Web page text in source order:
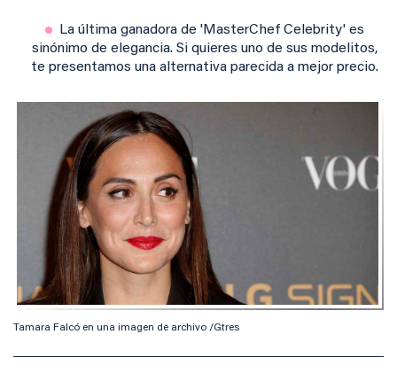
La última ganadora de 'MasterChef Celebrity' es
sinónimo de elegancia. Si quieres uno de sus modelitos,
te presentamos una alternativa parecida a mejor precio.
Tamara Falcó en una imagen de archivo /Gtres